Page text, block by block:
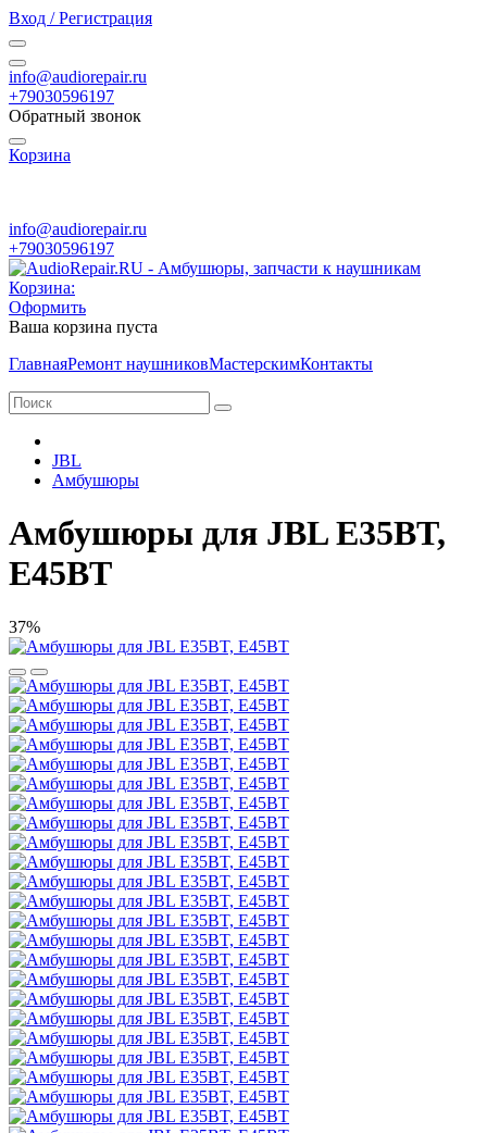
Вход / Регистрация
info@audiorepair.ru
+79030596197
Обратный звонок
Корзина
info@audiorepair.ru
+79030596197
Корзина:
Оформить
Ваша корзина пуста
ГлавнаяРемонт наушниковМастерскимКонтакты
JBL
Амбушюры
Амбушюры для JBL E35BT,
E45BT
37%